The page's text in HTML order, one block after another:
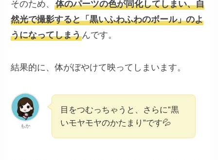
そのため、体のパーツの色が同化してしまい、自
然光で撮影すると「黒いふわふわのボール」のよ
うになってしまうんです。
結果的に、体がぼやけて映ってしまいます。
もか
目をつむっちゃうと、さらに”黒
いモヤモヤのかたまり”です💦